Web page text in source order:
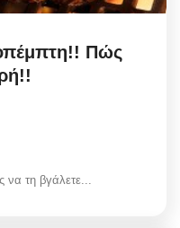
Πώς
τη βγάλετε...